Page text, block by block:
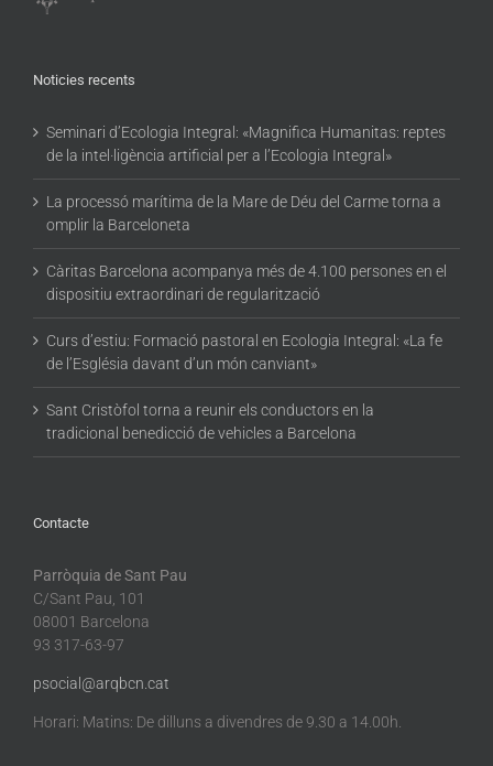
Noticies recents
Seminari d’Ecologia Integral: «Magnifica Humanitas: reptes
de la intel·ligència artificial per a l’Ecologia Integral»
La processó marítima de la Mare de Déu del Carme torna a
omplir la Barceloneta
Càritas Barcelona acompanya més de 4.100 persones en el
dispositiu extraordinari de regularització
Curs d’estiu: Formació pastoral en Ecologia Integral: «La fe
de l’Església davant d’un món canviant»
Sant Cristòfol torna a reunir els conductors en la
tradicional benedicció de vehicles a Barcelona
Contacte
Parròquia de Sant Pau
C/Sant Pau, 101
08001 Barcelona
93 317-63-97
psocial@arqbcn.cat
Horari: Matins: De dilluns a divendres de 9.30 a 14.00h.